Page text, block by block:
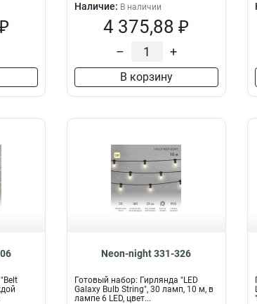
Наличие: В наличии
4 375,88 ₽
– +
В корзину
Neon-night 331-326
Готовый набор: Гирлянда "LED
Galaxy Bulb String", 30 ламп, 10 м, в
лампе 6 LED, цвет...